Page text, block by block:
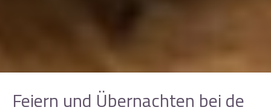
Feiern und Übernachten bei de